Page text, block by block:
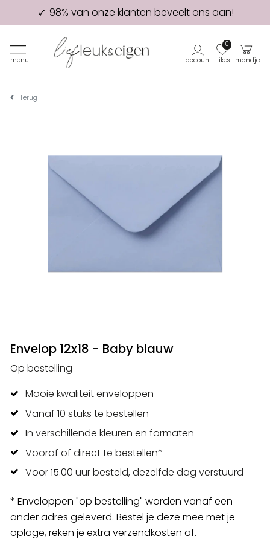
98% van onze klanten beveelt ons aan!
Eerste proefdruk GRATIS
menu account likes
0
mandje
Terug
Envelop 12x18 - Baby blauw
Op bestelling
Mooie kwaliteit enveloppen
Vanaf 10 stuks te bestellen
In verschillende kleuren en formaten
Vooraf of direct te bestellen*
Voor 15.00 uur besteld, dezelfde dag verstuurd
* Enveloppen "op bestelling" worden vanaf een
ander adres geleverd. Bestel je deze mee met je
oplage, reken je extra verzendkosten af.